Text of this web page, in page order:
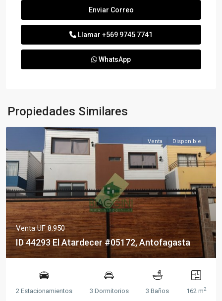
Llamar +569 9745 7741
WhatsApp
Propiedades Similares
Venta Disponible
VentaUF 8.950
ID 44293 El Atardecer #05172, Antofagasta
2 Estacionamientos 3 Dormitorios 3 Baños 162 m2